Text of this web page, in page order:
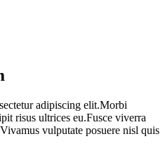
adipiscing elit.Morbi
risus ultrices eu.Fusce viverra
vulputate posuere nisl quis